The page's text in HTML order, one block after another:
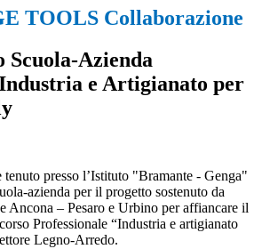
TOOLS Collaborazione
Azienda
e Artigianato per
presso l’Istituto "Bramante - Genga"
azienda per il progetto sostenuto da
Ancona – Pesaro e Urbino per affiancare il
Professionale “Industria e artigianato
Legno-Arredo.